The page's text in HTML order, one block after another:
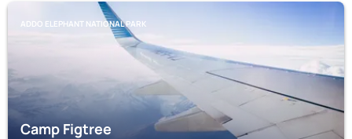
ADDO ELEPHANT NATIONAL PARK
Camp Figtree